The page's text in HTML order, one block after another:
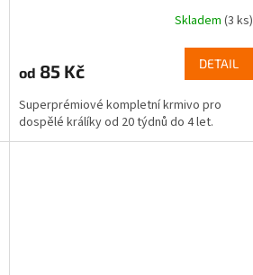
Skladem (3 ks)
od 85 Kč DETAIL
Superprémiové kompletní krmivo pro
dospělé králíky od 20 týdnů do 4 let.